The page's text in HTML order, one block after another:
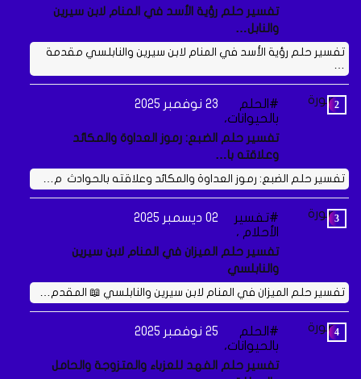
تفسير حلم رؤية الأسد في المنام لابن سيرين
والنابل…
تفسير حلم رؤية الأسد في المنام لابن سيرين والنابلسي مقدمة
…
الحلم
بالحيوانات،
23 نوفمبر 2025
تفسير حلم الضبع: رموز العداوة والمكائد
وعلاقته با…
تفسير حلم الضبع: رموز العداوة والمكائد وعلاقته بالحوادث م…
تفسير
الأحلام ،
02 ديسمبر 2025
تفسير حلم الميزان في المنام لابن سيرين
والنابلسي
تفسير حلم الميزان في المنام لابن سيرين والنابلسي 📖 المقدم…
الحلم
بالحيوانات،
25 نوفمبر 2025
تفسير حلم الفهد للعزباء والمتزوجة والحامل